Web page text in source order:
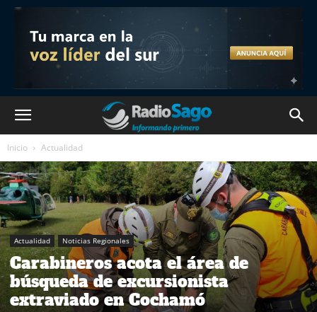
Inicio Actualidad
Actualidad Noticias Regionales
Carabineros acota el área de
búsqueda de excursionista
extraviado en Cochamó